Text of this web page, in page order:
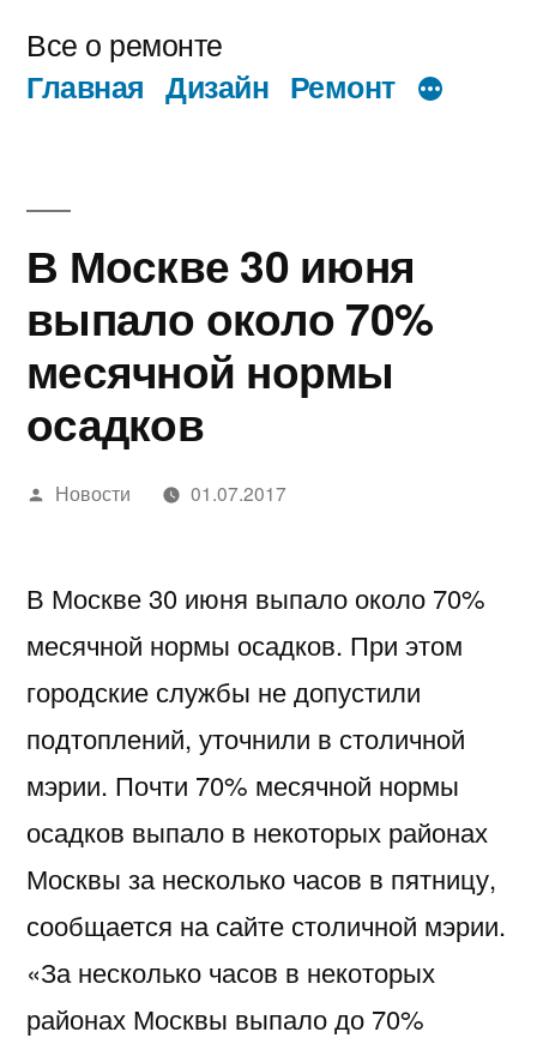
содержимому
Все о ремонте
Главная Дизайн Ремонт
В Москве 30 июня
выпало около 70%
месячной нормы
осадков
Написано
Новости 01.07.2017
В Москве 30 июня выпало около 70%
месячной нормы осадков. При этом
городские службы не допустили
подтоплений, уточнили в столичной
мэрии. Почти 70% месячной нормы
осадков выпало в некоторых районах
Москвы за несколько часов в пятницу,
сообщается на сайте столичной мэрии.
«За несколько часов в некоторых
районах Москвы выпало до 70%